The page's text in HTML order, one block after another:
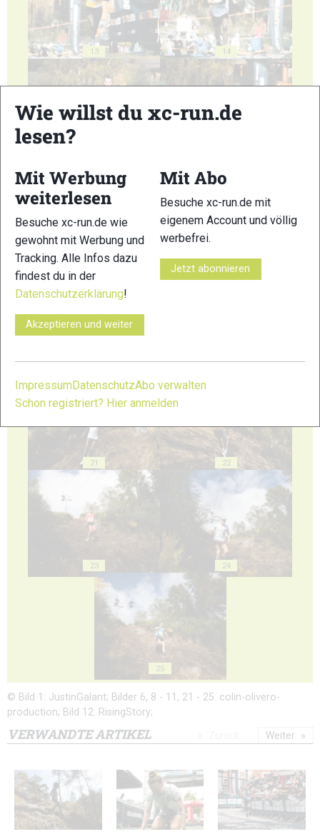
13 14
17 18
19 20
21 22
23 24
25
© Bild 1: JustinGalant; Bilder 6, 8 - 11, 21 - 25: colin-olivero-
production; Bild 12: RisingStory;
VERWANDTE ARTIKEL Weiter
Wie willst du xc-run.de
lesen?
Mit Werbung
weiterlesen
Besuche xc-run.de wie
gewohnt mit Werbung und
Tracking. Alle Infos dazu
findest du in der
Datenschutzerklärung!
Akzeptieren und weiter
Mit Abo
Besuche xc-run.de mit
eigenem Account und völlig
werbefrei.
Jetzt abonnieren
Impressum DatenschutzAbo verwalten
Schon registriert? Hier anmelden